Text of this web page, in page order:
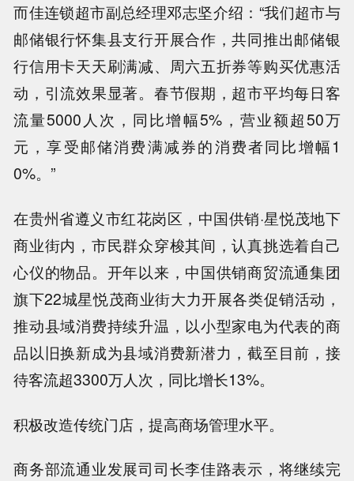
而佳连锁超市副总经理邓志坚介绍：“我们超市与
邮储银行怀集县支行开展合作，共同推出邮储银
行信用卡天天刷满减、周六五折券等购买优惠活
动，引流效果显著。春节假期，超市平均每日客
流量5000人次，同比增幅5%，营业额超50万
元，享受邮储消费满减券的消费者同比增幅1
0%。”
在贵州省遵义市红花岗区，中国供销·星悦茂地下
商业街内，市民群众穿梭其间，认真挑选着自己
心仪的物品。开年以来，中国供销商贸流通集团
旗下22城星悦茂商业街大力开展各类促销活动，
推动县域消费持续升温，以小型家电为代表的商
品以旧换新成为县域消费新潜力，截至目前，接
待客流超3300万人次，同比增长13%。
积极改造传统门店，提高商场管理水平。
商务部流通业发展司司长李佳路表示，将继续完